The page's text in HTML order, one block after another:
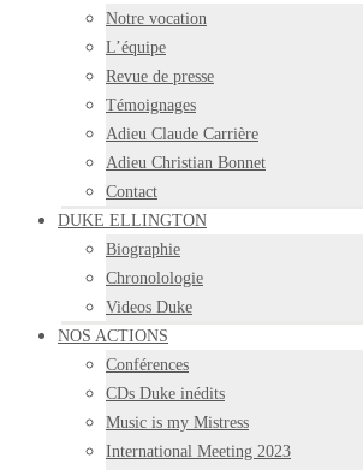
Notre vocation
L’équipe
Revue de presse
Témoignages
Adieu Claude Carrière
Adieu Christian Bonnet
Contact
DUKE ELLINGTON
Biographie
Chronolologie
Videos Duke
NOS ACTIONS
Conférences
CDs Duke inédits
Music is my Mistress
International Meeting 2023